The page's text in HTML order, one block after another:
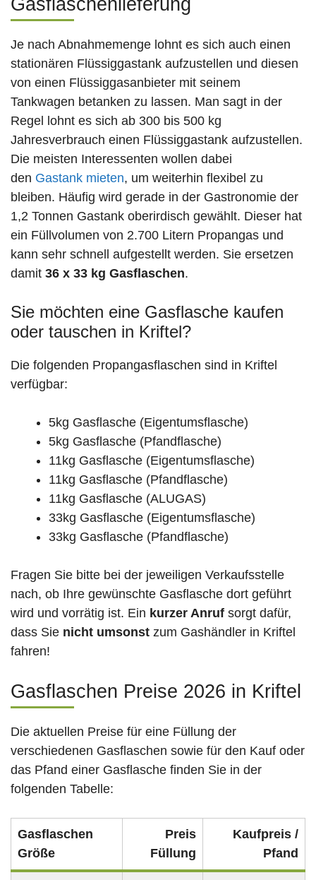
Gasflaschenlieferung
Je nach Abnahmemenge lohnt es sich auch einen
stationären Flüssiggastank aufzustellen und diesen
von einen Flüssiggasanbieter mit seinem
Tankwagen betanken zu lassen. Man sagt in der
Regel lohnt es sich ab 300 bis 500 kg
Jahresverbrauch einen Flüssiggastank aufzustellen.
Die meisten Interessenten wollen dabei
den Gastank mieten, um weiterhin flexibel zu
bleiben. Häufig wird gerade in der Gastronomie der
1,2 Tonnen Gastank oberirdisch gewählt. Dieser hat
ein Füllvolumen von 2.700 Litern Propangas und
kann sehr schnell aufgestellt werden. Sie ersetzen
damit 36 x 33 kg Gasflaschen.
Sie möchten eine Gasflasche kaufen
oder tauschen in Kriftel?
Die folgenden Propangasflaschen sind in Kriftel
verfügbar:
5kg Gasflasche (Eigentumsflasche)
5kg Gasflasche (Pfandflasche)
11kg Gasflasche (Eigentumsflasche)
11kg Gasflasche (Pfandflasche)
11kg Gasflasche (ALUGAS)
33kg Gasflasche (Eigentumsflasche)
33kg Gasflasche (Pfandflasche)
Fragen Sie bitte bei der jeweiligen Verkaufsstelle
nach, ob Ihre gewünschte Gasflasche dort geführt
wird und vorrätig ist. Ein kurzer Anruf sorgt dafür,
dass Sie nicht umsonst zum Gashändler in Kriftel
fahren!
Gasflaschen Preise 2026 in Kriftel
Die aktuellen Preise für eine Füllung der
verschiedenen Gasflaschen sowie für den Kauf oder
das Pfand einer Gasflasche finden Sie in der
folgenden Tabelle:
Gasflaschen
Größe
Preis
Füllung
Kaufpreis /
Pfand